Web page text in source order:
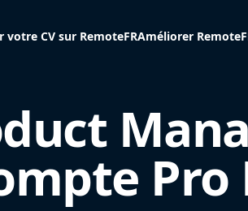
votre CV sur RemoteFRAméliorer
Pro